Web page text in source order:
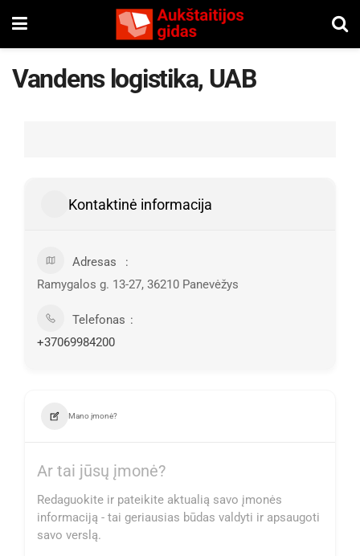
Vandens logistika, UAB
Kontaktinė informacija
Adresas
Ramygalos g. 13-27, 36210 Panevėžys
Telefonas
+37069984200
Mano įmonė?
Ar tai jūsų įmonė?
Redaguokite ir pateikite aktualią savo įmonės
informaciją - tai geriausias būdas valdyti ir apsaugoti
savo verslą.